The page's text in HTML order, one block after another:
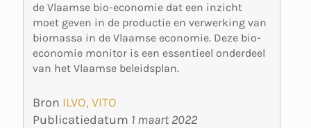
de Vlaamse bio-economie dat een inzicht
moet geven in de productie en verwerking van
biomassa in de Vlaamse economie. Deze bio-
economie monitor is een essentieel onderdeel
van het Vlaamse beleidsplan.
Bron ILVO, VITO
Publicatiedatum 1 maart 2022